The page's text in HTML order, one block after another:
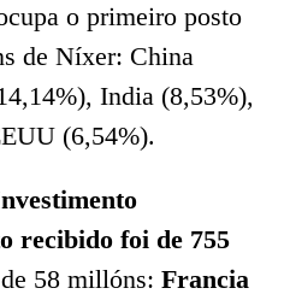
o primeiro posto
de Níxer: China
India (8,53%),
(6,54%).
recibido foi de 755
58 millóns: Francia